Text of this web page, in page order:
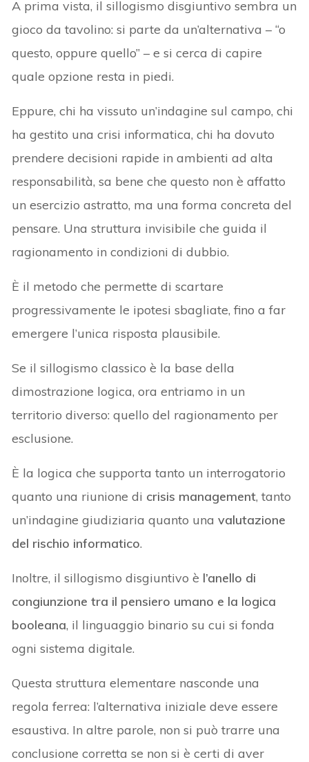
A prima vista, il sillogismo disgiuntivo sembra un
gioco da tavolino: si parte da un’alternativa – “o
questo, oppure quello” – e si cerca di capire
quale opzione resta in piedi.
Eppure, chi ha vissuto un’indagine sul campo, chi
ha gestito una crisi informatica, chi ha dovuto
prendere decisioni rapide in ambienti ad alta
responsabilità, sa bene che questo non è affatto
un esercizio astratto, ma una forma concreta del
pensare. Una struttura invisibile che guida il
ragionamento in condizioni di dubbio.
È il metodo che permette di scartare
progressivamente le ipotesi sbagliate, fino a far
emergere l’unica risposta plausibile.
Se il sillogismo classico è la base della
dimostrazione logica, ora entriamo in un
territorio diverso: quello del ragionamento per
esclusione.
È la logica che supporta tanto un interrogatorio
quanto una riunione di crisis management, tanto
un’indagine giudiziaria quanto unavalutazione
del rischio informatico.
Inoltre, il sillogismo disgiuntivo è l’anello di
congiunzione tra il pensiero umano e la logica
booleana, il linguaggio binario su cui si fonda
ogni sistema digitale.
Questa struttura elementare nasconde una
regola ferrea: l’alternativa iniziale deve essere
esaustiva. In altre parole, non si può trarre una
conclusione corretta se non si è certi di aver